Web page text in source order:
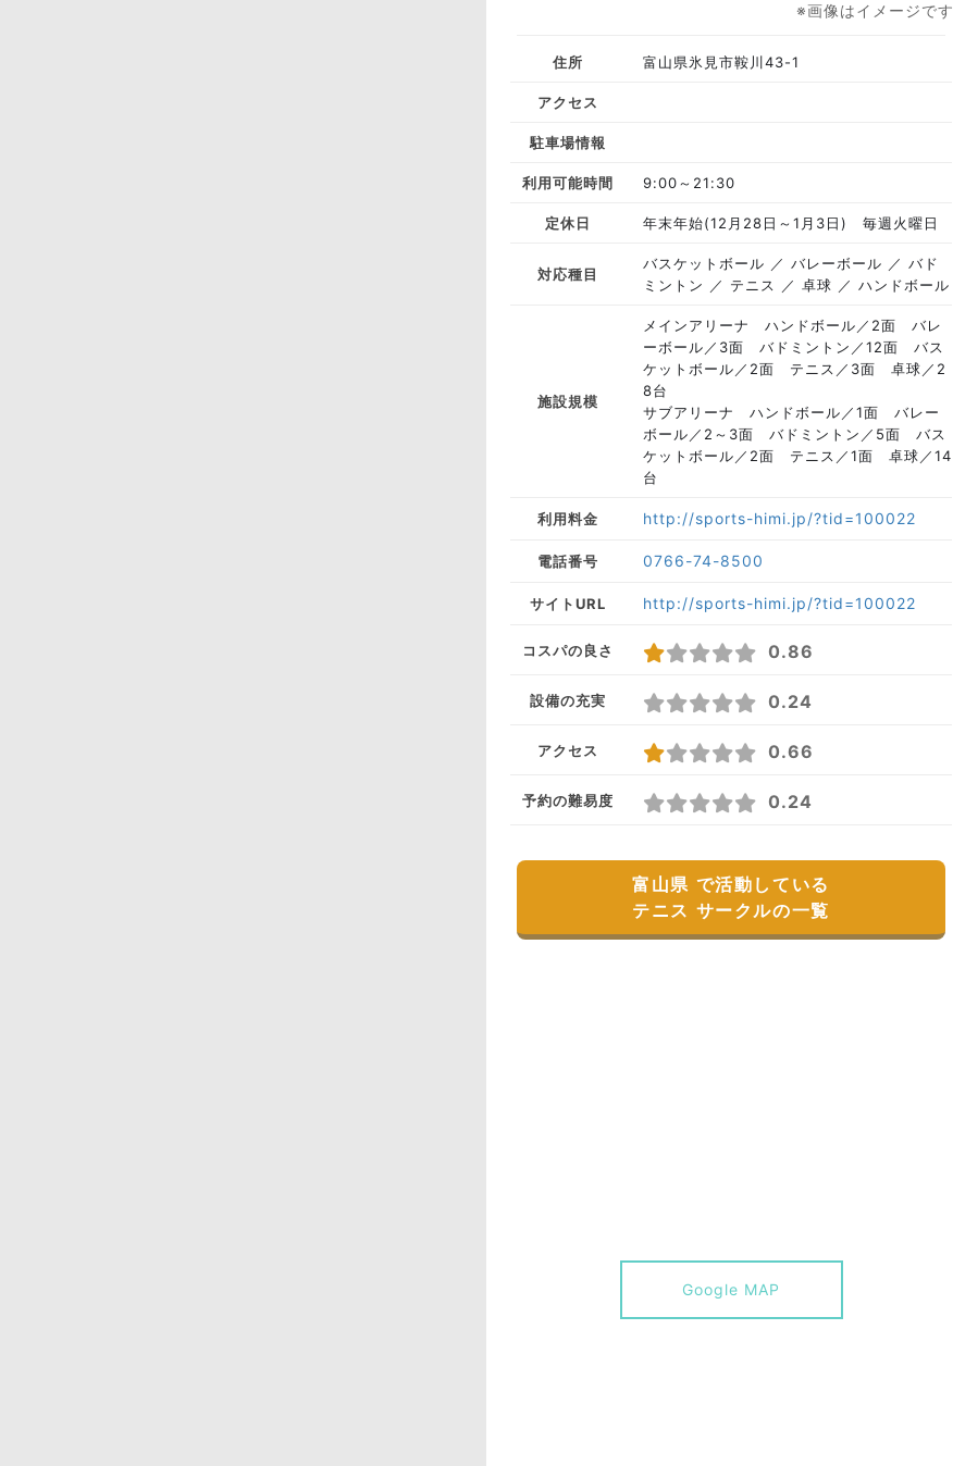
※画像はイメージです
住所 富山県氷見市鞍川43-1
アクセス
駐車場情報
利用可能時間 9:00～21:30
定休日 年末年始(12月28日～1月3日) 毎週火曜日
対応種目
バスケットボール バレーボール
バド
ミントン
テニス 卓球 ハンドボール
施設規模
メインアリーナ ハンドボール／2面 バレ
ーボール／3面 バドミントン／12面 バス
ケットボール／2面 テニス／3面 卓球／2
8台
サブアリーナ ハンドボール／1面 バレー
ボール／2～3面 バドミントン／5面 バス
ケットボール／2面 テニス／1面 卓球／14
台
利用料金 http://sports-himi.jp/?tid=100022
電話番号 0766-74-8500
サイトURL http://sports-himi.jp/?tid=100022
コスパの良さ 0.86
設備の充実 0.24
アクセス 0.66
予約の難易度 0.24
富山県 で活動している
テニス サークルの一覧
Google MAP